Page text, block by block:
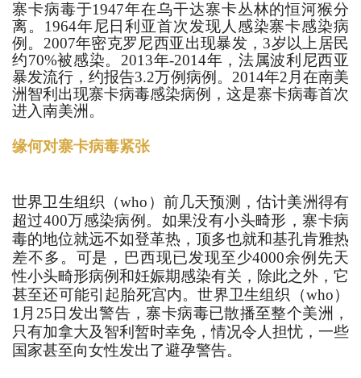
寨卡病毒于1947年在乌干达寨卡丛林的恒河猴分
离。1964年尼日利亚首次发现人感染寨卡感染病
例。2007年密克罗尼西亚出现暴发，3岁以上居民
约70%被感染。2013年-2014年，法属波利尼西亚
暴发流行，约报告3.2万例病例。2014年2月在南美
洲智利出现寨卡病毒感染病例，这是寨卡病毒首次
进入南美洲。
缘何对寨卡病毒紧张
世界卫生组织（who ）前几天预测，估计美洲得有
超过400万感染病例。如果没有小头畸形，寨卡病
毒的地位就远不如登革热，顶多也就和基孔肯雅热
差不多。可是，巴西现已发现至少4000余例先天
性小头畸形病例和妊娠期感染有关，除此之外，它
甚至还可能引起胎死宫内。世界卫生组织（who）
1 月 25 日发出警告，寨卡病毒已散播至整个美洲，
只有加拿大及智利暂时幸免，情况令人担忧，一些
国家甚至向女性发出了避孕警告。